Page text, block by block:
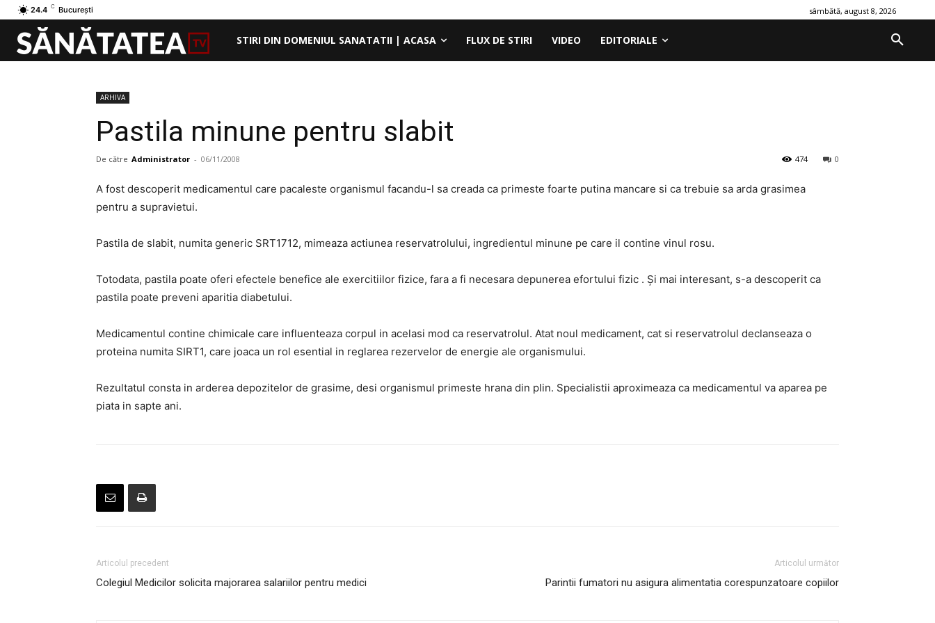
24.4 C București sâmbătă, august 8, 2026
STIRI DIN DOMENIUL SANATATII | ACASA FLUX DE STIRI VIDEO EDITORIALE
ARHIVA
Pastila minune pentru slabit
De către Administrator - 06/11/2008 0
474
A fost descoperit medicamentul care pacaleste organismul facandu-l sa creada ca primeste foarte putina mancare si ca trebuie sa arda grasimea
pentru a supravietui.
Pastila de slabit, numita generic SRT1712, mimeaza actiunea reservatrolului, ingredientul minune pe care il contine vinul rosu.
Totodata, pastila poate oferi efectele benefice ale exercitiilor fizice, fara a fi necesara depunerea efortului fizic . Şi mai interesant, s-a descoperit ca
pastila poate preveni aparitia diabetului.
Medicamentul contine chimicale care influenteaza corpul in acelasi mod ca reservatrolul. Atat noul medicament, cat si reservatrolul declanseaza o
proteina numita SIRT1, care joaca un rol esential in reglarea rezervelor de energie ale organismului.
Rezultatul consta in arderea depozitelor de grasime, desi organismul primeste hrana din plin. Specialistii aproximeaza ca medicamentul va aparea pe
piata in sapte ani.
Articolul precedent
Colegiul Medicilor solicita majorarea salariilor pentru medici
Articolul următor
Parintii fumatori nu asigura alimentatia corespunzatoare copiilor